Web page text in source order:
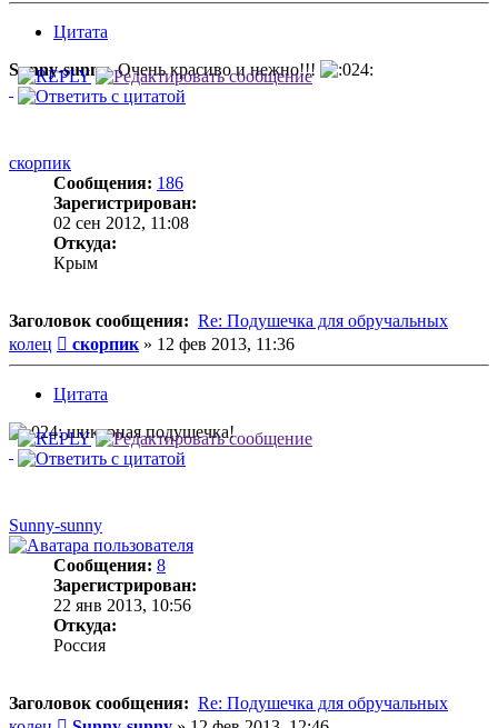
Цитата
Sunny-sunny, Очень красиво и нежно!!!
скорпик
Сообщения: 186
Зарегистрирован:
02 сен 2012, 11:08
Откуда:
Крым
Заголовок сообщения: Re: Подушечка для обручальных
колец
Сообщение
скорпик » 12 фев 2013, 11:36
Цитата
шикарная подушечка!
Sunny-sunny
Сообщения: 8
Зарегистрирован:
22 янв 2013, 10:56
Откуда:
Россия
Заголовок сообщения: Re: Подушечка для обручальных
Сообщение